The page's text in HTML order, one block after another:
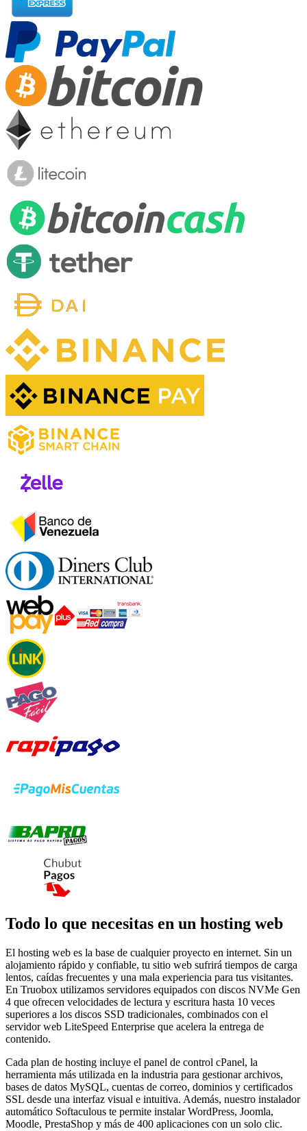
Todo lo que necesitas en un hosting web
El hosting web es la base de cualquier proyecto en internet. Sin un
alojamiento rápido y confiable, tu sitio web sufrirá tiempos de carga
lentos, caídas frecuentes y una mala experiencia para tus visitantes.
En Truobox utilizamos servidores equipados con discos NVMe Gen
4 que ofrecen velocidades de lectura y escritura hasta 10 veces
superiores a los discos SSD tradicionales, combinados con el
servidor web LiteSpeed Enterprise que acelera la entrega de
contenido.
Cada plan de hosting incluye el panel de control cPanel, la
herramienta más utilizada en la industria para gestionar archivos,
bases de datos MySQL, cuentas de correo, dominios y certificados
SSL desde una interfaz visual e intuitiva. Además, nuestro instalador
automático Softaculous te permite instalar WordPress, Joomla,
Moodle, PrestaShop y más de 400 aplicaciones con un solo clic.